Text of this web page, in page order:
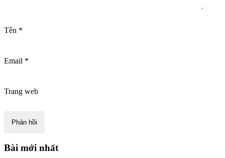
Tên *
Email *
Trang web
Bài mới nhất